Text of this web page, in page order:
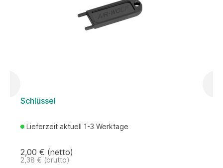
Schlüssel
Lieferzeit aktuell 1-3 Werktage
2,00 € (netto)
2,38 € (brutto)